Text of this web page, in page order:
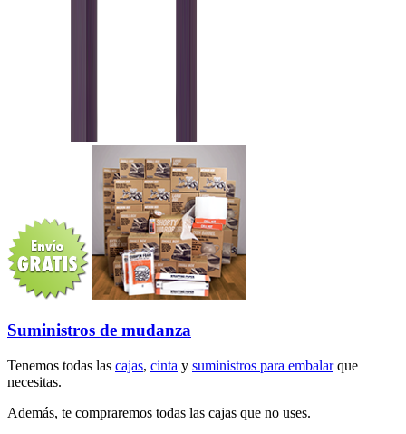
Suministros de mudanza
Tenemos todas las cajas, cinta y suministros para embalarque
necesitas.
Además, te compraremos todas las cajas que no uses.